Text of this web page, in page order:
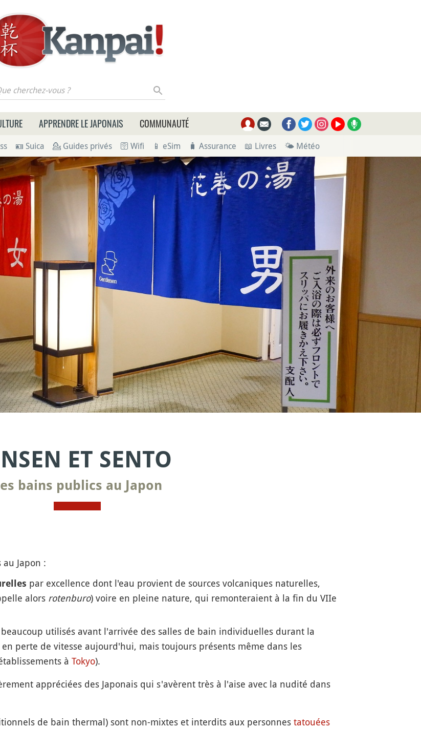
vous ?
APPRENDRE LE JAPONAIS COMMUNAUTÉ
🪪 Suica 💁 Guides privés 🛜 Wifi 📱 eSim 🧳 Assurance 📖 Livres 🌤 Météo
ET SENTO
bains publics au Japon
Japon :
par excellence dont l'eau provient de sources volcaniques naturelles,
alors rotenburo) voire en pleine nature, qui remonteraient à la fin du VIIe
utilisés avant l'arrivée des salles de bain individuelles durant la
perte de vitesse aujourd'hui, mais toujours présents même dans les
à Tokyo).
appréciées des Japonais qui s'avèrent très à l'aise avec la nudité dans
de bain thermal) sont non-mixtes et interdits aux personnes tatouées